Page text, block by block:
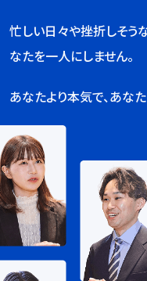
忙しい日々や挫折しそう
なたを一人にしません。
あなたより本気で、あな